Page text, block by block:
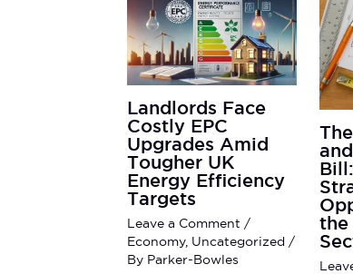
Landlords Face
Costly EPC
Upgrades Amid
Tougher UK
Energy Efficiency
Targets
Leave a Comment /
Economy, Uncategorized/
By Parker-Bowles
the